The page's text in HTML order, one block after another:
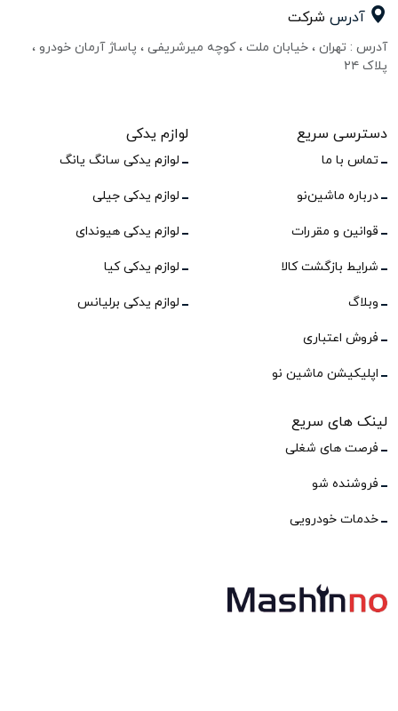
آدرس شرکت
آدرس : تهران ، خیابان ملت ، کوچه میرشریفی ، پاساژ آرمان خودرو ،
پلاک ۲۴
دسترسی سریع
تماس با ما
درباره ماشین‌نو
قوانین و مقررات
شرایط بازگشت کالا
وبلاگ
فروش اعتباری
اپلیکیشن ماشین نو
لوازم یدکی
لوازم یدکی سانگ یانگ
لوازم یدکی جیلی
لوازم یدکی هیوندای
لوازم یدکی کیا
لوازم یدکی برلیانس
لینک های سریع
فرصت های شغلی
فروشنده شو
خدمات خودرویی